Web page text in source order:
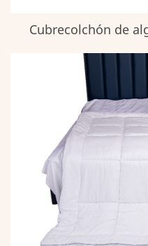
Cubrecolchón de